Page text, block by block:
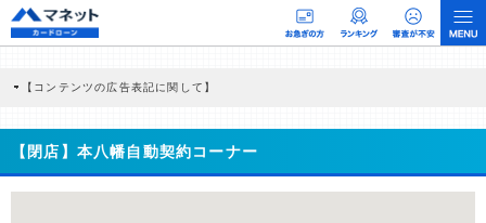
【コンテンツの広告表記に関して】
商品を根拠なくPRするものではなく、当編集部の調査／ユーザーへの口コミ収集な
どに基づき、公平性を担保した情報提供を行っています。
>提携企業一覧
【閉店】本八幡自動契約コーナー